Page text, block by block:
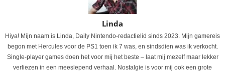
Linda
Hiya! Mijn naam is Linda, Daily Nintendo-redactielid sinds 2023. Mijn gamereis
begon met Hercules voor de PS1 toen ik 7 was, en sindsdien was ik verkocht.
Single-player games doen het voor mij het beste – laat mij mezelf maar lekker
verliezen in een meeslepend verhaal. Nostalgie is voor mij ook een grote